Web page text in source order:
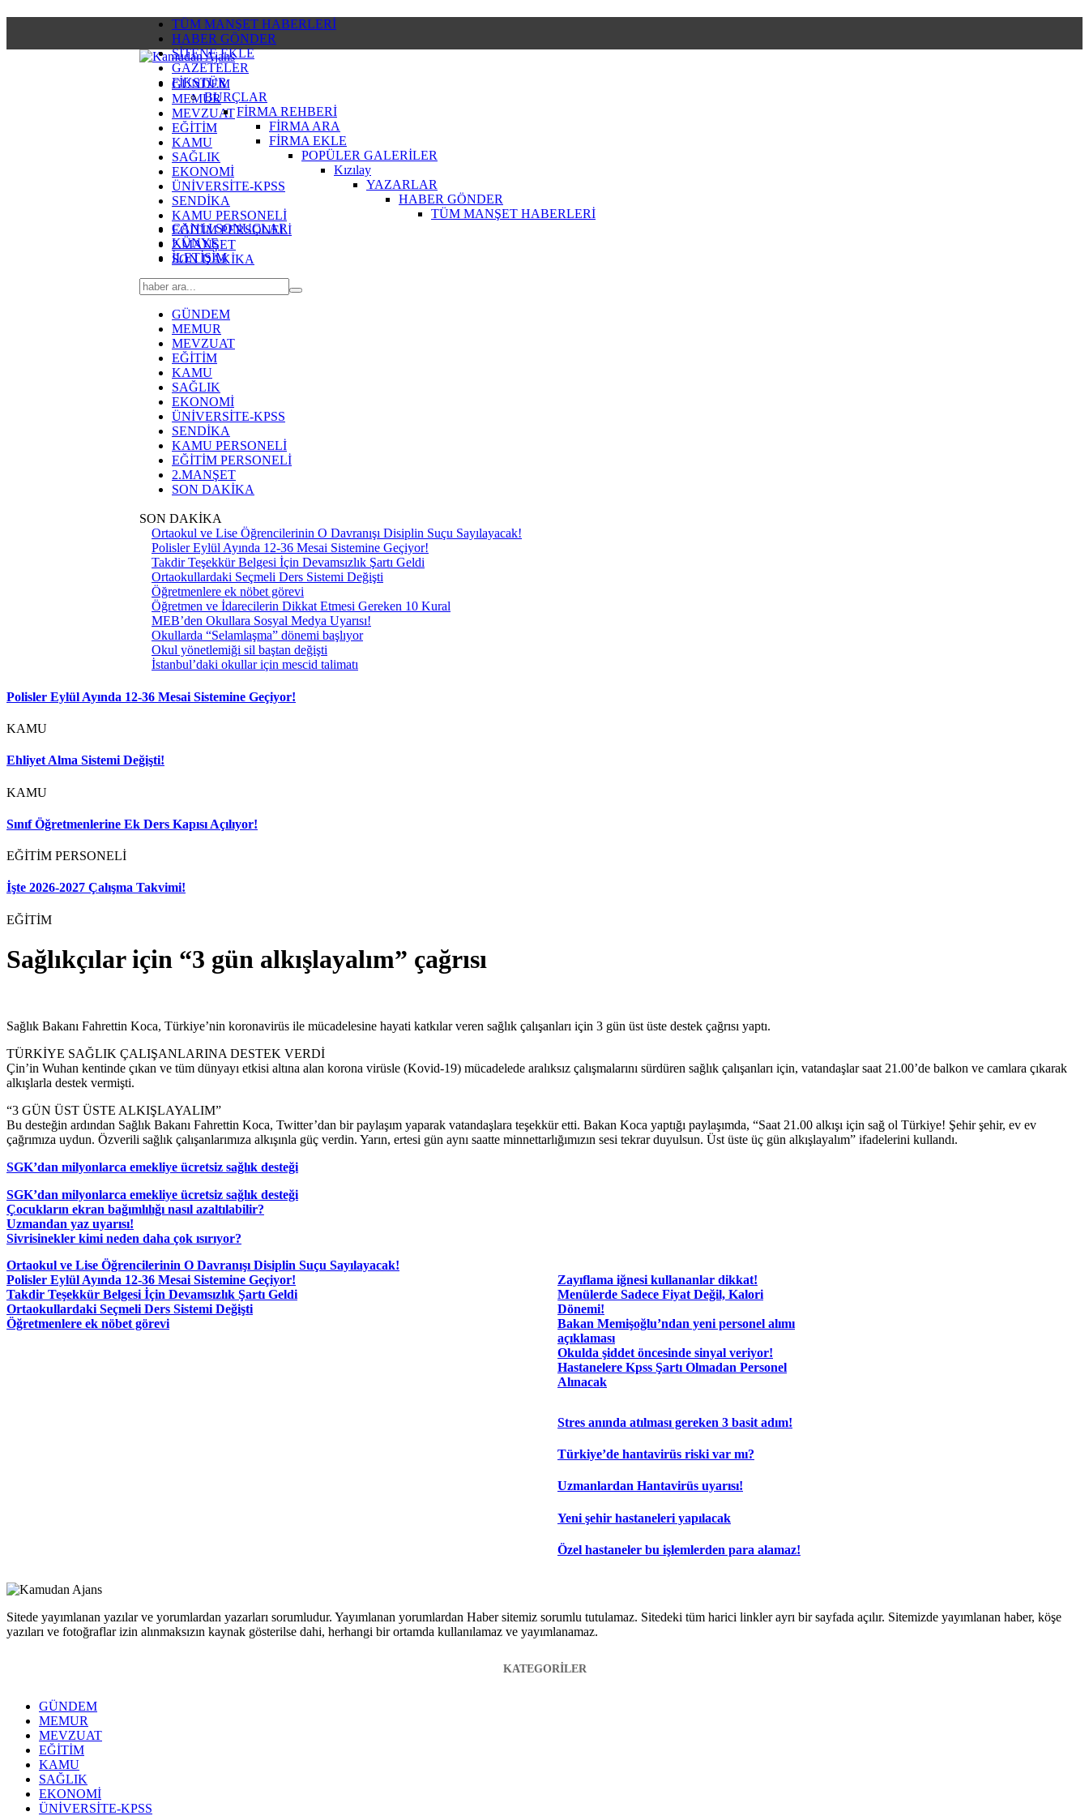
TÜM MANŞET HABERLERİ
HABER GÖNDER
SİTENE EKLE
GAZETELER
FİKSTÜR
BURÇLAR
FİRMA REHBERİ
FİRMA ARA
FİRMA EKLE
POPÜLER GALERİLER
Kızılay
YAZARLAR
HABER GÖNDER
TÜM MANŞET HABERLERİ
CANLI SONUÇLAR
KÜNYE
İLETİŞİM
GÜNDEM
MEMUR
MEVZUAT
EĞİTİM
KAMU
SAĞLIK
EKONOMİ
ÜNİVERSİTE-KPSS
SENDİKA
KAMU PERSONELİ
EĞİTİM PERSONELİ
2.MANŞET
SON DAKİKA
GÜNDEM
MEMUR
MEVZUAT
EĞİTİM
KAMU
SAĞLIK
EKONOMİ
ÜNİVERSİTE-KPSS
SENDİKA
KAMU PERSONELİ
EĞİTİM PERSONELİ
2.MANŞET
SON DAKİKA
SON DAKİKA
Ortaokul ve Lise Öğrencilerinin O Davranışı Disiplin Suçu Sayılayacak!
Polisler Eylül Ayında 12-36 Mesai Sistemine Geçiyor!
Takdir Teşekkür Belgesi İçin Devamsızlık Şartı Geldi
Ortaokullardaki Seçmeli Ders Sistemi Değişti
Öğretmenlere ek nöbet görevi
Öğretmen ve İdarecilerin Dikkat Etmesi Gereken 10 Kural
MEB’den Okullara Sosyal Medya Uyarısı!
Okullarda “Selamlaşma” dönemi başlıyor
Okul yönetlemiği sil baştan değişti
İstanbul’daki okullar için mescid talimatı
Polisler Eylül Ayında 12-36 Mesai Sistemine Geçiyor!
KAMU
Ehliyet Alma Sistemi Değişti!
KAMU
Sınıf Öğretmenlerine Ek Ders Kapısı Açılıyor!
EĞİTİM PERSONELİ
İşte 2026-2027 Çalışma Takvimi!
EĞİTİM
Sağlıkçılar için “3 gün alkışlayalım” çağrısı
Sağlık Bakanı Fahrettin Koca, Türkiye’nin koronavirüs ile mücadelesine hayati katkılar veren sağlık çalışanları için 3 gün üst üste destek çağrısı yaptı.
TÜRKİYE SAĞLIK ÇALIŞANLARINA DESTEK VERDİ
Çin’in Wuhan kentinde çıkan ve tüm dünyayı etkisi altına alan korona virüsle (Kovid-19) mücadelede aralıksız çalışmalarını sürdüren sağlık çalışanları için, vatandaşlar saat 21.00’de balkon ve camlara çıkarak
alkışlarla destek vermişti.
“3 GÜN ÜST ÜSTE ALKIŞLAYALIM”
Bu desteğin ardından Sağlık Bakanı Fahrettin Koca, Twitter’dan bir paylaşım yaparak vatandaşlara teşekkür etti. Bakan Koca yaptığı paylaşımda, “Saat 21.00 alkışı için sağ ol Türkiye! Şehir şehir, ev ev
çağrımıza uydun. Özverili sağlık çalışanlarımıza alkışınla güç verdin. Yarın, ertesi gün aynı saatte minnettarlığımızın sesi tekrar duyulsun. Üst üste üç gün alkışlayalım” ifadelerini kullandı.
SGK’dan milyonlarca emekliye ücretsiz sağlık desteği
SGK’dan milyonlarca emekliye ücretsiz sağlık desteği
Çocukların ekran bağımlılığı nasıl azaltılabilir?
Uzmandan yaz uyarısı!
Sivrisinekler kimi neden daha çok ısırıyor?
Ortaokul ve Lise Öğrencilerinin O Davranışı Disiplin Suçu Sayılayacak!
Polisler Eylül Ayında 12-36 Mesai Sistemine Geçiyor!
Takdir Teşekkür Belgesi İçin Devamsızlık Şartı Geldi
Ortaokullardaki Seçmeli Ders Sistemi Değişti
Öğretmenlere ek nöbet görevi
Zayıflama iğnesi kullananlar dikkat!
​Menülerde Sadece Fiyat Değil, Kalori
Dönemi!
Bakan Memişoğlu’ndan yeni personel alımı
açıklaması
Okulda şiddet öncesinde sinyal veriyor!
Hastanelere Kpss Şartı Olmadan Personel
Alınacak
Stres anında atılması gereken 3 basit adım!
Türkiye’de hantavirüs riski var mı?
Uzmanlardan Hantavirüs uyarısı!
Yeni şehir hastaneleri yapılacak
Özel hastaneler bu işlemlerden para alamaz!
Sitede yayımlanan yazılar ve yorumlardan yazarları sorumludur. Yayımlanan yorumlardan Haber sitemiz sorumlu tutulamaz. Sitedeki tüm harici linkler ayrı bir sayfada açılır. Sitemizde yayımlanan haber, köşe
yazıları ve fotoğraflar izin alınmaksızın kaynak gösterilse dahi, herhangi bir ortamda kullanılamaz ve yayımlanamaz.
KATEGORİLER
GÜNDEM
MEMUR
MEVZUAT
EĞİTİM
KAMU
SAĞLIK
EKONOMİ
ÜNİVERSİTE-KPSS